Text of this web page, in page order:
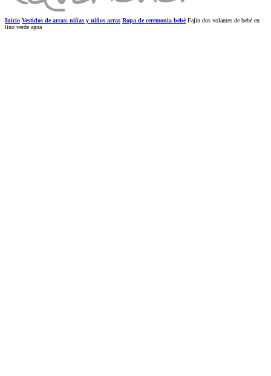
Inicio Vestidos de arras: niñas y niños arras Ropa de ceremonia bebé Fajín dos volantes de bebé en
lino verde agua